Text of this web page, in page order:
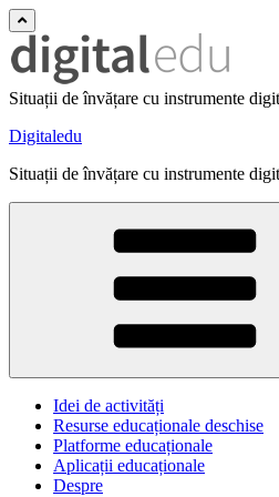
Situații de învățare cu instrumente
Digitaledu
Situații de învățare cu instrumente
Idei de activități
Resurse educaționale deschise
Platforme educaționale
Aplicații educaționale
Despre